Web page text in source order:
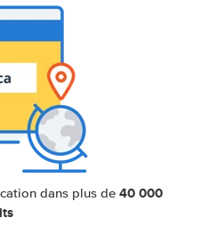
dans plus de 40 000